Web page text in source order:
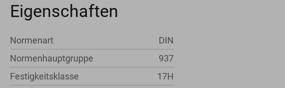
Eigenschaften
Normenart
DIN
Normenhauptgruppe
937
Festigkeitsklasse
17H